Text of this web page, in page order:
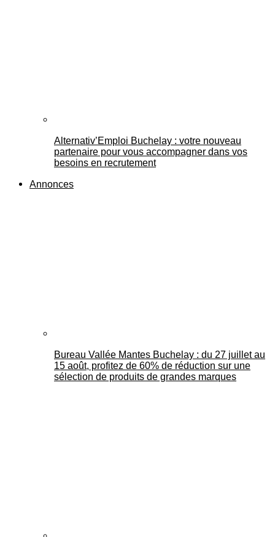
Alternativ’Emploi Buchelay : votre nouveau
partenaire pour vous accompagner dans vos
besoins en recrutement
Annonces
Bureau Vallée Mantes Buchelay : du 27 juillet au
15 août, profitez de 60% de réduction sur une
sélection de produits de grandes marques